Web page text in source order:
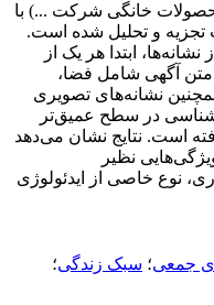
خانگی شرکت ...) با
تجزیه و تحلیل شده است.
ابتدا هر یک از
متن آگهی شامل فضا،
نشانه‌های تصویری
در سطح عمیق‌تر
است. نتایج نشان می‌دهد
نظیر
نوع خاصی از ایدئولوژی
جمعی؛ سبک زندگی؛